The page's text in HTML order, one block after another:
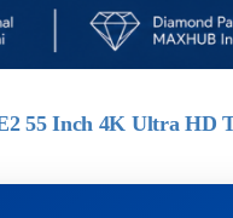
55 Inch 4K Ultra HD